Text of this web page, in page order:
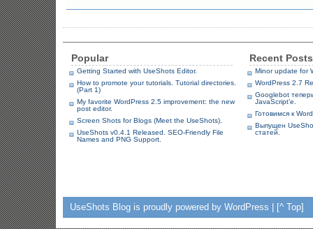
Popular
Getting Started with UseShots Editor.
How to promote your tutorials. Tutorial directories.
(Part 1)
My favorite WordPress 2.5 improvement: the new
post editor.
Screen Shots for Blogs (Meet the UseShots).
UseShots v0.4.1 Released. SEO-Friendly File
Names and PNG Support.
Recent Posts
Minor update for
WordPress 2.7
Googlebot
JavaScript’е.
Готовимся к
Выпущен
статей.
UseShots Blog is proudly powered by WordPress | [^ Top]